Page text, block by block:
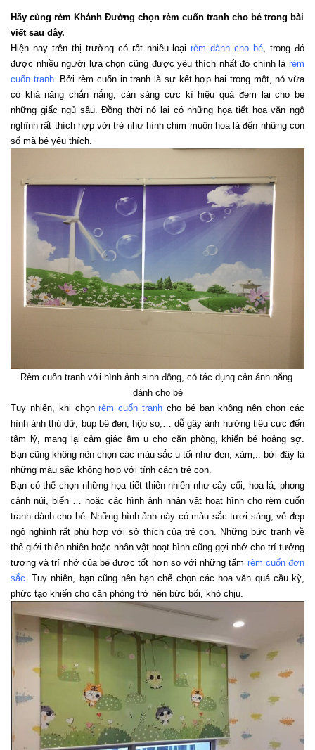
Hãy cùng rèm Khánh Đường chọn rèm cuốn tranh cho bé trong bài
viết sau đây.
Hiện nay trên thị trường có rất nhiều loại rèm dành cho bé, trong đó
được nhiều người lựa chọn cũng được yêu thích nhất đó chính là rèm
cuốn tranh. Bởi rèm cuốn in tranh là sự kết hợp hai trong một, nó vừa
có khả năng chắn nắng, cản sáng cực kì hiệu quả đem lại cho bé
những giấc ngủ sâu. Đồng thời nó lại có những họa tiết hoa văn ngộ
nghĩnh rất thích hợp với trẻ như hình chim muôn hoa lá đến những con
số mà bé yêu thích.
Rèm cuốn tranh với hình ảnh sinh động, có tác dụng cản ánh nắng
dành cho bé
Tuy nhiên, khi chọn rèm cuốn tranh cho bé bạn không nên chọn các
hình ảnh thú dữ, búp bê đen, hộp sọ,… dễ gây ảnh hưởng tiêu cực đến
tâm lý, mang lại cảm giác âm u cho căn phòng, khiến bé hoảng sợ.
Bạn cũng không nên chọn các màu sắc u tối như đen, xám,.. bởi đây là
những màu sắc không hợp với tính cách trẻ con.
Bạn có thể chọn những họa tiết thiên nhiên như cây cối, hoa lá, phong
cảnh núi, biển … hoặc các hình ảnh nhân vật hoạt hình cho rèm cuốn
tranh dành cho bé. Những hình ảnh này có màu sắc tươi sáng, vẻ đẹp
ngộ nghĩnh rất phù hợp với sở thích của trẻ con. Những bức tranh về
thế giới thiên nhiên hoặc nhân vật hoạt hình cũng gợi nhớ cho trí tưởng
tượng và trí nhớ của bé được tốt hơn so với những tấm rèm cuốn đơn
sắc . Tuy nhiên, bạn cũng nên hạn chế chọn các hoa văn quá cầu kỳ,
phức tạo khiến cho căn phòng trở nên bức bối, khó chịu.